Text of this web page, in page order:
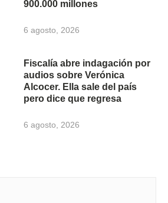
900.000 millones
6 agosto, 2026
Fiscalía abre indagación por
audios sobre Verónica
Alcocer. Ella sale del país
pero dice que regresa
6 agosto, 2026